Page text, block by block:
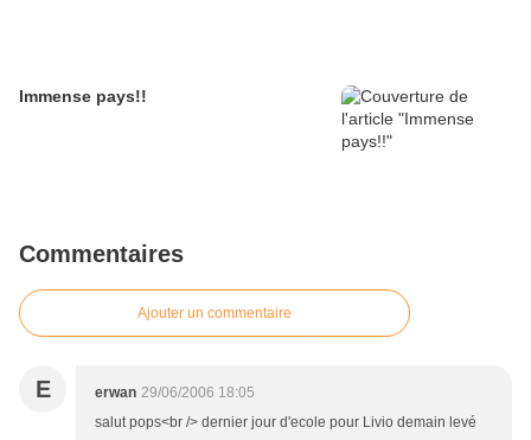
Immense pays!!
Commentaires
Ajouter un commentaire
E erwan 29/06/2006 18:05
salut pops<br /> dernier jour d'ecole pour Livio demain levé